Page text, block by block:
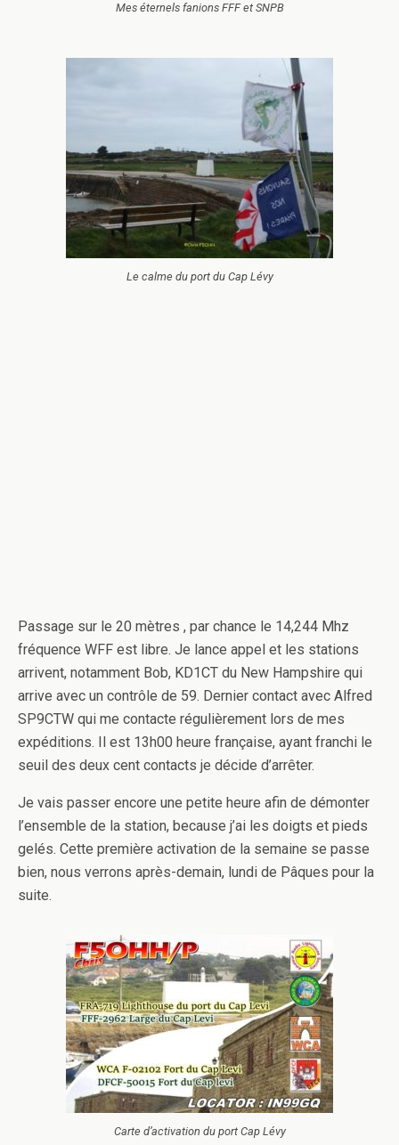
Mes éternels fanions FFF et SNPB
Le calme du port du Cap Lévy
Passage sur le 20 mètres , par chance le 14,244 Mhz
fréquence WFF est libre. Je lance appel et les stations
arrivent, notamment Bob, KD1CT du New Hampshire qui
arrive avec un contrôle de 59. Dernier contact avec Alfred
SP9CTW qui me contacte régulièrement lors de mes
expéditions. Il est 13h00 heure française, ayant franchi le
seuil des deux cent contacts je décide d’arrêter.
Je vais passer encore une petite heure afin de démonter
l’ensemble de la station, because j’ai les doigts et pieds
gelés. Cette première activation de la semaine se passe
bien, nous verrons après-demain, lundi de Pâques pour la
suite.
Carte d’activation du port Cap Lévy